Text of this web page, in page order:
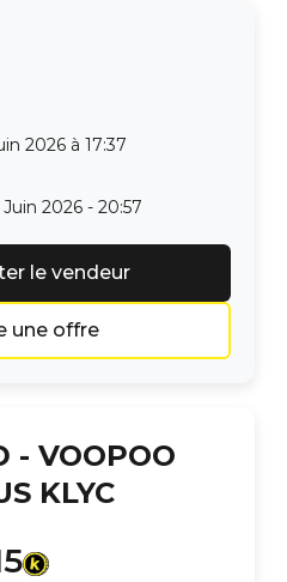
2026 à 17:37
2026 - 20:57
le vendeur
une offre
- VOOPOO
KLYC